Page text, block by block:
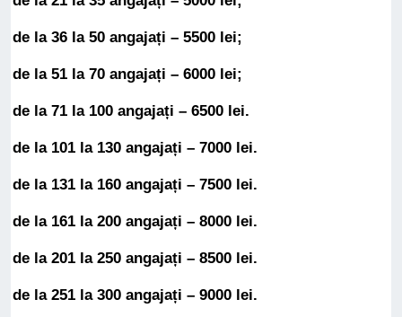
de la 36 la 50 angajați – 5500 lei;
de la 51 la 70 angajați – 6000 lei;
de la 71 la 100 angajați – 6500 lei.
de la 101 la 130 angajați – 7000 lei.
de la 131 la 160 angajați – 7500 lei.
de la 161 la 200 angajați – 8000 lei.
de la 201 la 250 angajați – 8500 lei.
de la 251 la 300 angajați – 9000 lei.